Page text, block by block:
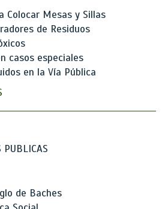
Colocar Mesas y Sillas
de Residuos
casos especiales
en la Vía Pública
PUBLICAS
de Baches